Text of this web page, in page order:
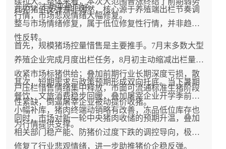
元/斤，走势平稳向好。
行情，市场悲观情绪大幅修复。
此轮猪价反弹并非偶然，核心源于养殖端出栏节奏调
整与市场情绪修复，属于低位修复性行情，并非趋势
性反转。
首先，规模猪场控量惜售是主要推手。7月末多数大型
养殖企业完成月度出栏任务，8月初主动缩减出栏量，
收紧市场标猪供给；叠加前期行业长期深度亏损，散
户压栏惜售情绪集中释放，市面可流通标准生猪阶段
性紧缺，倒逼屠宰企业被动提价收猪。
其次，短期需求与政策预期形成双向托底。当下暑期
餐饮、文旅消费稳步回暖，叠加屠宰企业开学季前置
小幅补库，猪肉终端动销略有改善，冻品低位库存也
为行情提供支撑。
同时，市场对新一轮中央猪肉收储的预期升温，叠加
相关部门稳产能、防猪价过度下跌的调控导向，极大
修复了行业悲观情绪，进一步助推猪价企稳反弹。